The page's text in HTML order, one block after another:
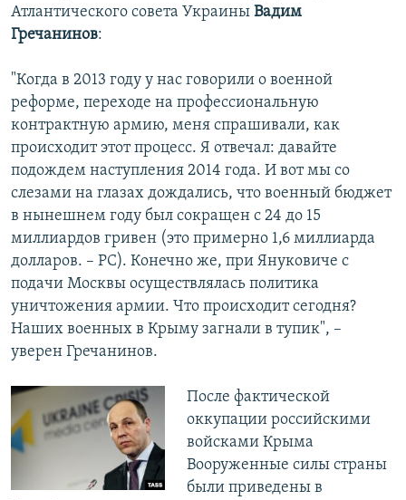
Атлантического совета Украины Вадим
Гречанинов:
"Когда в 2013 году у нас говорили о военной
реформе, переходе на профессиональную
контрактную армию, меня спрашивали, как
происходит этот процесс. Я отвечал: давайте
подождем наступления 2014 года. И вот мы со
слезами на глазах дождались, что военный бюджет
в нынешнем году был сокращен с 24 до 15
миллиардов гривен (это примерно 1,6 миллиарда
долларов. – РС). Конечно же, при Януковиче с
подачи Москвы осуществлялась политика
уничтожения армии. Что происходит сегодня?
Наших военных в Крыму загнали в тупик", –
уверен Гречанинов.
После фактической
оккупации российскими
войсками Крыма
Вооруженные силы страны
были приведены в